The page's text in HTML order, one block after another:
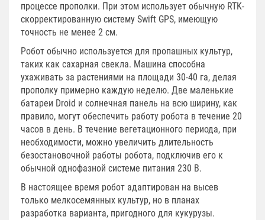
процессе прополки. При этом использует обычную RTK-
скорректированную систему Swift GPS, имеющую
точность не менее 2 см.
Робот обычно используется для пропашных культур,
таких как сахарная свекла. Машина способна
ухаживать за растениями на площади 30-40 га, делая
прополку примерно каждую неделю. Две маленькие
батареи Droid и солнечная панель на всю ширину, как
правило, могут обеспечить работу робота в течение 20
часов в день. В течение вегетационного периода, при
необходимости, можно увеличить длительность
безостановочной работы робота, подключив его к
обычной однофазной системе питания 230 В.
В настоящее время робот адаптирован на высев
только мелкосемянных культур, но в планах
разработка варианта, пригодного для кукурузы.